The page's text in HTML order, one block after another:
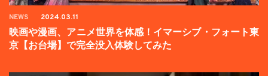
NEWS 2024.03.11
映画や漫画、アニメ世界を体感！イマーシブ・フォート東
京【お台場】で完全没入体験してみた